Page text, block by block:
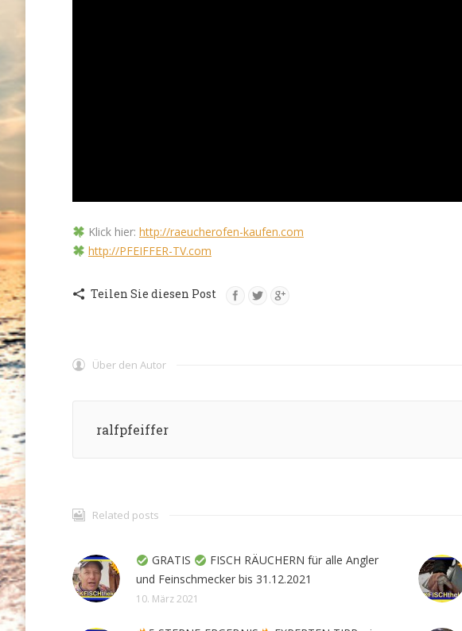
Klick hier: http://raeucherofen-kaufen.com
http://PFEIFFER-TV.com
Teilen Sie diesen Post
Über den Autor
ralfpfeiffer
Related posts
GRATIS
FISCH RÄUCHERN für alle Angler
und Feinschmecker bis 31.12.2021
10. März 2021